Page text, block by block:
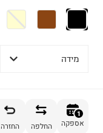
מידה
1
אספקה החלפה החזרה